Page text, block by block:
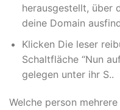
herausgestellt, über
deine Domain
Klicken Die leser
Schaltfläche “Nun
gelegen unter ihr S..
Welche person